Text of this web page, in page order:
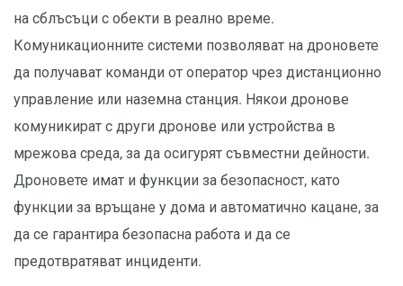
на сблъсъци с обекти в реално време.
Комуникационните системи позволяват на дроновете
да получават команди от оператор чрез дистанционно
управление или наземна станция. Някои дронове
комуникират с други дронове или устройства в
мрежова среда, за да осигурят съвместни дейности.
Дроновете имат и функции за безопасност, като
функции за връщане у дома и автоматично кацане, за
да се гарантира безопасна работа и да се
предотвратяват инциденти.